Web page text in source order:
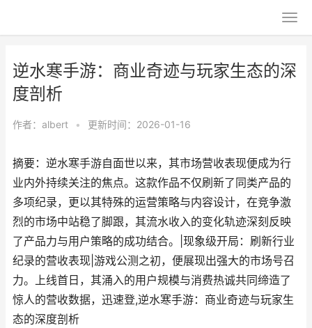
逆水寒手游：商业奇迹与玩家生态的深
度剖析
作者： albert • 更新时间：2026-01-16
摘要：逆水寒手游自面世以来，其市场营收表现便成为行
业内外持续关注的焦点。这款作品不仅刷新了同类产品的
多项纪录，更以其特殊的运营策略与内容设计，在竞争激
烈的市场中站稳了脚跟，其流水收入的变化轨迹深刻反映
了产品力与用户策略的成功结合。|现象级开局：刷新行业
纪录的营收表现|游戏公测之初，便展现出强大的市场号召
力。上线首日，其涌入的用户规模与消费热诚共同缔造了
惊人的营收数据，迅速登,逆水寒手游：商业奇迹与玩家生
态的深度剖析